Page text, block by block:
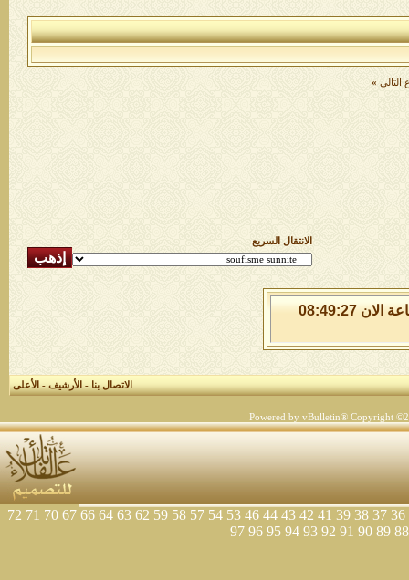
الاتصال بنا-الأرشيف-الأعلى
46
53
54
57
58
59
62
63
64
66
67
70
71
72
96
97